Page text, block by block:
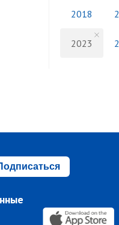
2018
2023